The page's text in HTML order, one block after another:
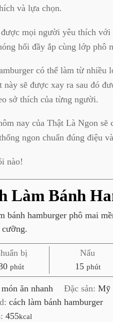
và lựa chọn.
mọi người yêu thích
hổi đầy ắp cùng lớp phô
có thể làm từ
này sẽ được xay ra sau đó
sở thích của từng người.
nay của Thật Là Ngon sẽ
ngon chuẩn đúng điệu
nào!
Làm Bánh
bánh hamburger phô mai
cưỡng.
bị
p
h
ú
t
phút
Nấu
15p
h
ú
t
phút
món ăn nhanh Đặc sản:Mỹ
cách làm bánh hamburger
455kcal